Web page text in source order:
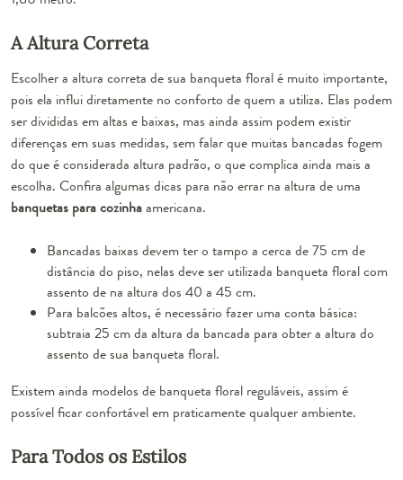
A Altura Correta
Escolher a altura correta de sua banqueta floral é muito importante,
pois ela influi diretamente no conforto de quem a utiliza. Elas podem
ser divididas em altas e baixas, mas ainda assim podem existir
diferenças em suas medidas, sem falar que muitas bancadas fogem
do que é considerada altura padrão, o que complica ainda mais a
escolha. Confira algumas dicas para não errar na altura de uma
banquetas para cozinhaamericana.
Bancadas baixas devem ter o tampo a cerca de 75 cm de
distância do piso, nelas deve ser utilizada banqueta floral com
assento de na altura dos 40 a 45 cm.
Para balcões altos, é necessário fazer uma conta básica:
subtraia 25 cm da altura da bancada para obter a altura do
assento de sua banqueta floral.
Existem ainda modelos de banqueta floral reguláveis, assim é
possível ficar confortável em praticamente qualquer ambiente.
Para Todos os Estilos